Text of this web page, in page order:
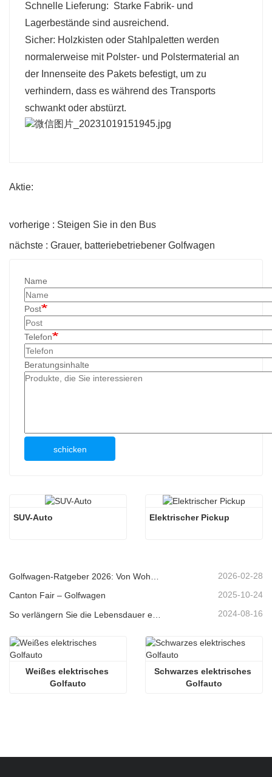
Schnelle Lieferung: Starke Fabrik- und
Lagerbestände sind ausreichend.
Sicher: Holzkisten oder Stahlpaletten werden
normalerweise mit Polster- und Polstermaterial an
der Innenseite des Pakets befestigt, um zu
verhindern, dass es während des Transports
schwankt oder abstürzt.
Aktie:
vorherige : Steigen Sie in den Bus
nächste : Grauer, batteriebetriebener Golfwagen
Name
Post
Telefon
Beratungsinhalte
schicken
SUV-Auto Elektrischer Pickup
2026-02-28
Canton Fair – Golfwagen 2025-10-24
2024-08-16
Weißes elektrisches
Golfauto
Schwarzes elektrisches
Golfauto